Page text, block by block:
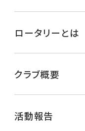
ロータリーとは
クラブ概要
活動報告